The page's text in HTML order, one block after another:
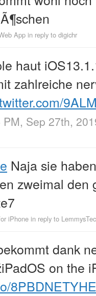
App in reply to digichr
haut
zahlreiche
PM, Sep 27th,
Naja sie
zweimal den
iPhone in reply to
dank
on the
8PBDNETYHE